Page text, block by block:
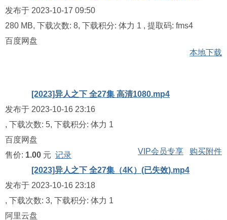
发布于 2023-10-17 09:50
280 MB, 下载次数: 8, 下载积分: 体力 1 , 提取码: fms4
百度网盘
本地下载
[2023]异人之下 全27集 高清1080.mp4
发布于 2023-10-16 23:16
, 下载次数: 5, 下载积分: 体力 1
百度网盘
售价: 1.00 元 记录 VIP会员专享 购买附件
[2023]异人之下 全27集（4K）(已失效).mp4
发布于 2023-10-16 23:18
, 下载次数: 3, 下载积分: 体力 1
阿里云盘